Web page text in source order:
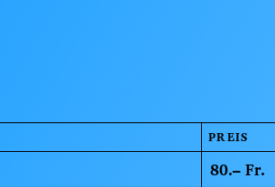
PREIS
80.– Fr.